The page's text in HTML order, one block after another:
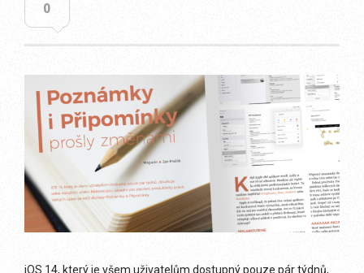
0
iOS 14, který je všem uživatelům dostupný pouze pár týdnů,